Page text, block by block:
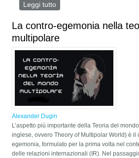
Leggi tutto
La contro-egemonia nella
multipolare
Alexander Dugin
L’aspetto più importante della Teoria del
inglese, ovvero Theory of Multipolar World) è il
egemonia, formulato per la prima volta nel
delle relazioni internazionali (IR). Nel